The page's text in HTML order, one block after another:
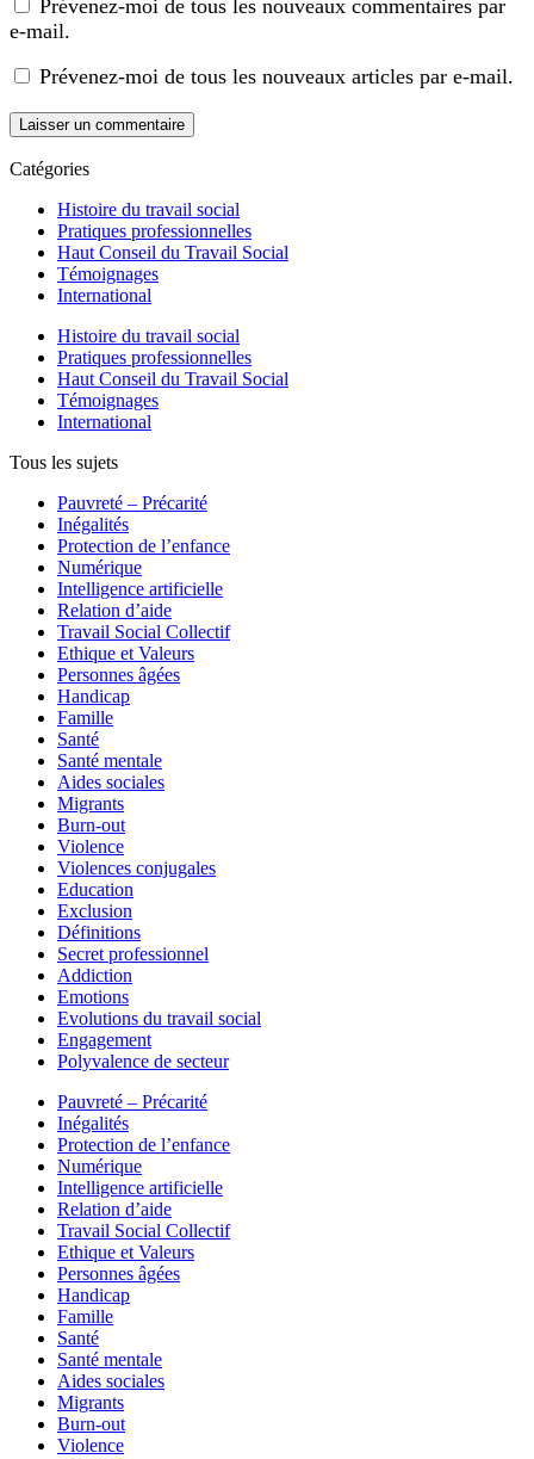
Prévenez-moi de tous les nouveaux commentaires par
e-mail.
Prévenez-moi de tous les nouveaux articles par e-mail.
Catégories
Histoire du travail social
Pratiques professionnelles
Haut Conseil du Travail Social
Témoignages
International
Histoire du travail social
Pratiques professionnelles
Haut Conseil du Travail Social
Témoignages
International
Tous les sujets
Pauvreté – Précarité
Inégalités
Protection de l’enfance
Numérique
Intelligence artificielle
Relation d’aide
Travail Social Collectif
Ethique et Valeurs
Personnes âgées
Handicap
Famille
Santé
Santé mentale
Aides sociales
Migrants
Burn-out
Violence
Violences conjugales
Education
Exclusion
Définitions
Secret professionnel
Addiction
Emotions
Evolutions du travail social
Engagement
Polyvalence de secteur
Pauvreté – Précarité
Inégalités
Protection de l’enfance
Numérique
Intelligence artificielle
Relation d’aide
Travail Social Collectif
Ethique et Valeurs
Personnes âgées
Handicap
Famille
Santé
Santé mentale
Aides sociales
Migrants
Burn-out
Violence